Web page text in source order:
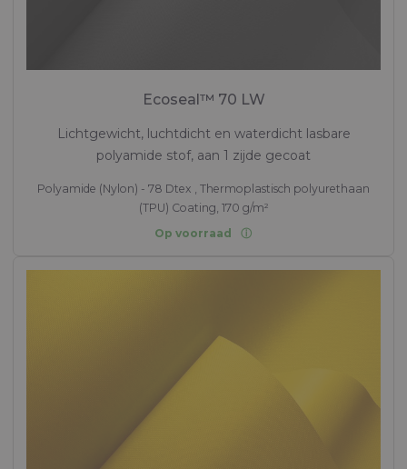
Ecoseal™ 70 LW
Lichtgewicht, luchtdicht en waterdicht lasbare
polyamide stof, aan 1 zijde gecoat
Polyamide (Nylon) - 78 Dtex , Thermoplastisch polyurethaan
(TPU) Coating, 170 g/m²
Op voorraad